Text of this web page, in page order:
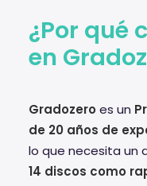
¿Por qué
en
Gradozero es un
de 20 años de
lo que necesita un
14 discos como